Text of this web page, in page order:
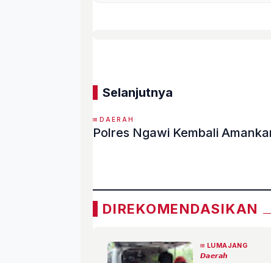
Selanjutnya
DAERAH
Polres Ngawi Kembali
DIREKOMENDASIKAN
LUMAJANG
𝘿𝙖𝙚𝙧𝙖𝙝